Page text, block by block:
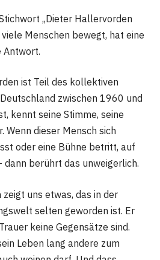
„Dieter Hallervorden
Menschen bewegt, hat eine
Antwort.
ist Teil des kollektiven
zwischen 1960 und
kennt seine Stimme, seine
Wenn dieser Mensch sich
oder eine Bühne betritt, auf
dann berührt das unweigerlich.
uns etwas, das in der
selten geworden ist. Er
keine Gegensätze sind.
Leben lang andere zum